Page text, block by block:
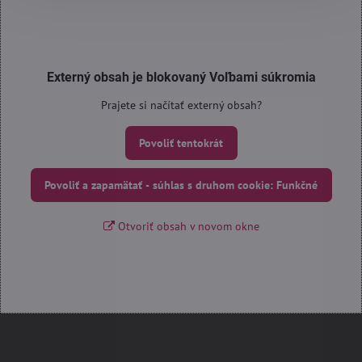
Externý obsah je blokovaný Voľbami súkromia
Prajete si načítať externý obsah?
Povoliť tentokrát
Povoliť a zapamätať - súhlas s druhom cookie: Funkčné
Otvoriť obsah v novom okne